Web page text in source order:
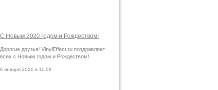
С Новым 2020 годом и Рождеством!
Дорогие друзья! VinylEffect.ru поздравляет
всех с Новым годом и Рождеством!
6 января 2020 в 11:09